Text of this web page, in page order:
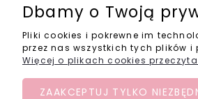
>> Rabaty <<
Czas i koszty dostawy
Formy płatności
Dbamy o Twoją
Pliki cookies i pokrewne im
przez nas wszystkich tych plików
Więcej o plikach cookies
ZAAKCEPTUJ TYLKO